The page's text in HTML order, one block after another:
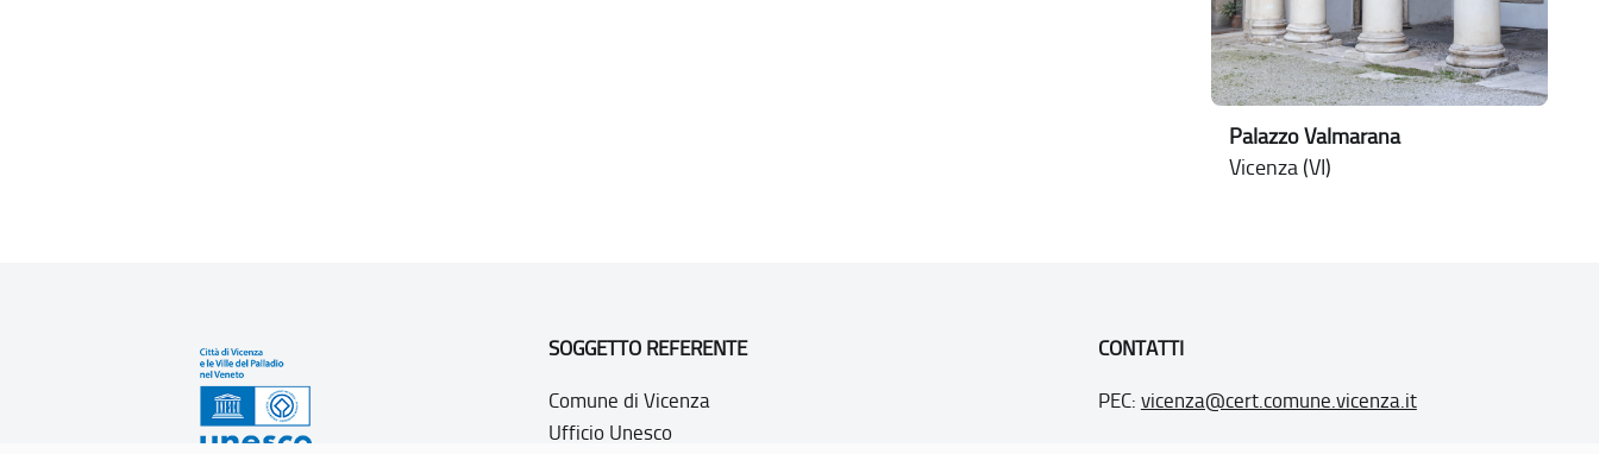
Palazzo Valmarana
Vicenza (VI)
SOGGETTO REFERENTE
Comune di Vicenza
Ufficio Unesco
CONTATTI
PEC: vicenza@cert.comune.vicenza.it